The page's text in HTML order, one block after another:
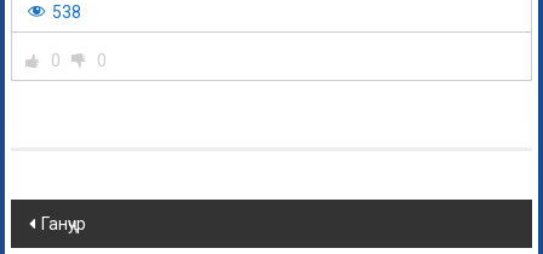
538
0 0
Ганҷур